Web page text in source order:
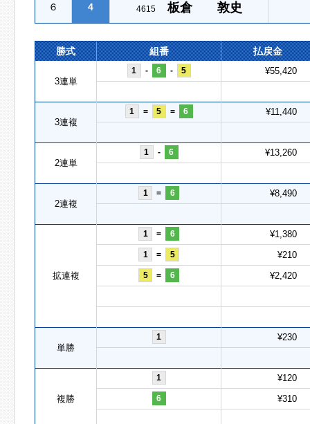
６ 4 4615 板倉 敦史
勝式 組番 払戻金
3連単
1 - 6 - 5 ¥55,420
3連複
1 = 5 = 6 ¥11,440
2連単
1 - 6 ¥13,260
2連複
1 = 6 ¥8,490
拡連複
1 = 6 ¥1,380
1 = 5 ¥210
5 = 6 ¥2,420
単勝
1 ¥230
複勝
1 ¥120
6 ¥310